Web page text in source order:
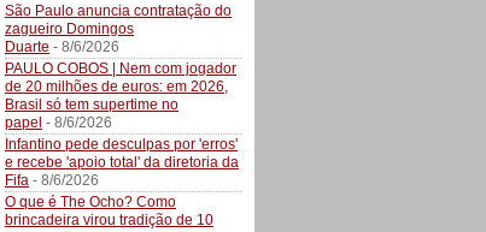
São Paulo anuncia contratação do
zagueiro Domingos
Duarte - 8/6/2026
PAULO COBOS | Nem com jogador
de 20 milhões de euros: em 2026,
Brasil só tem supertime no
papel - 8/6/2026
Infantino pede desculpas por 'erros'
e recebe 'apoio total' da diretoria da
Fifa - 8/6/2026
O que é The Ocho? Como
brincadeira virou tradição de 10